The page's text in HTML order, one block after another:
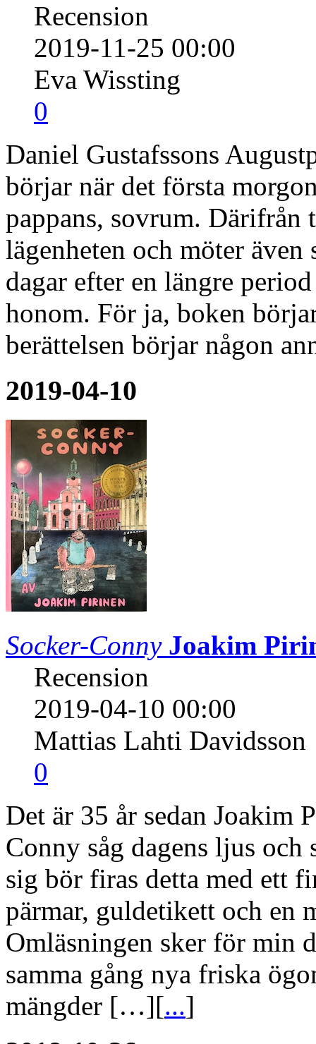
Recension
2019-11-25 00:00
Eva Wissting
0
Daniel Gustafssons
börjar när det första
pappans, sovrum. Därifrån
lägenheten och möter även
dagar efter en längre
honom. För ja, boken
berättelsen börjar någon
2019-04-10
Socker-Conny Joakim
Recension
2019-04-10 00:00
Mattias Lahti Davidsson
0
Det är 35 år sedan Joakim
Conny såg dagens ljus
sig bör firas detta med ett
pärmar, guldetikett och en
Omläsningen sker för min
samma gång nya friska
mängder […][...]